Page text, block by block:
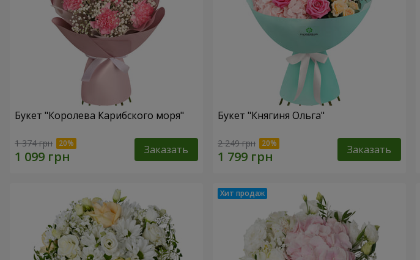
Букет "Королева Карибского моря"
1 374 грн Заказать
Букет "Княгиня Ольга"
2 249 грн Заказать